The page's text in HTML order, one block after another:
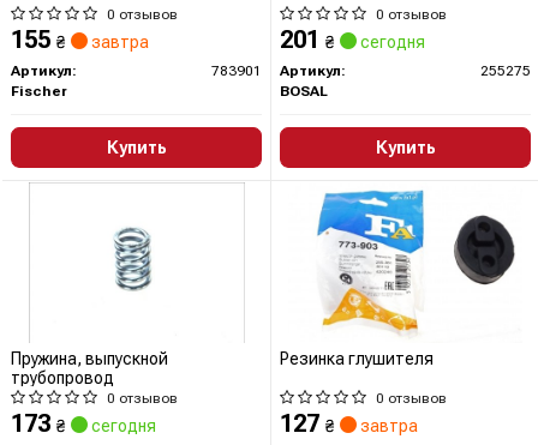
0 отзывов
155 ₴ завтра
Артикул:
783901
Fischer
Купить
0 отзывов
201 ₴ сегодня
Артикул:
255275
BOSAL
Купить
Пружина, выпускной
трубопровод
0 отзывов
173 ₴ сегодня
Резинка глушителя
0 отзывов
127 ₴ завтра